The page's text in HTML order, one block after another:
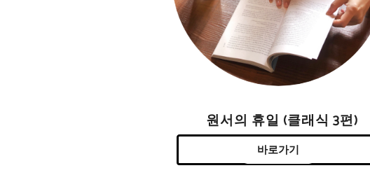
원서의 휴일 (클래식 3편)
바로가기